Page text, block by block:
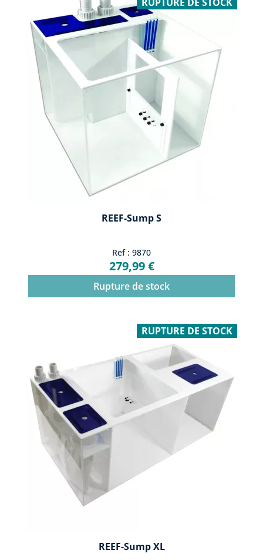
REEF-Sump S
Ref : 9870
279,99 €
Rupture de stock
RUPTURE DE STOCK
REEF-Sump XL
RUPTURE DE STOCK